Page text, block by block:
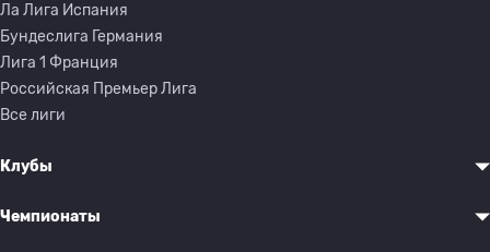
Ла Лига Испания
Бундеслига Германия
Лига 1 Франция
Российская Премьер Лига
Все лиги
Клубы
Чемпионаты